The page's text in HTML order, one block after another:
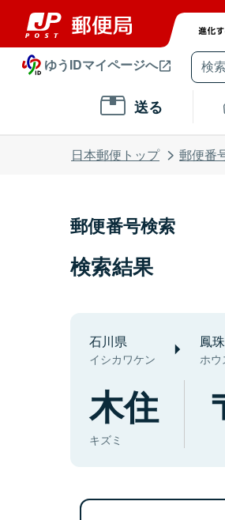
ゆうIDマイページへ
送る
日本郵便トップ 郵便番
郵便番号検索
検索結果
石川県
イシカワケン
鳳
ホウ
木住
キズミ